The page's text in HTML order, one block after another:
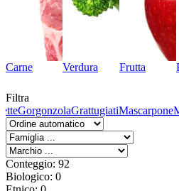
Carne Verdura Frutta
Filtra
GorgonzolaGrattugiatiMascarpone
Conteggio: 92
Biologico: 0